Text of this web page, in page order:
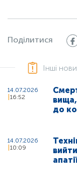
Поділитися
Інші
14.07.2026
16:52
до
14.07.2026
10:09